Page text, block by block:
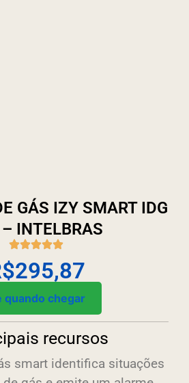
GÁS IZY SMART IDG
INTELBRAS
295,87
quando chegar
recursos
smart identifica situações